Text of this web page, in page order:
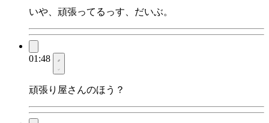
いや、頑張ってるっす、だいぶ。
01:48
頑張り屋さんのほう？